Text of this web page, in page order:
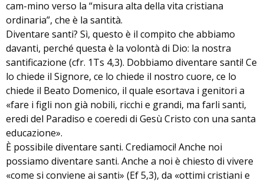
cam-mino verso la “misura alta della vita cristiana
ordinaria”, che è la santità.
Diventare santi? Sì, questo è il compito che abbiamo
davanti, perché questa è la volontà di Dio: la nostra
santificazione (cfr. 1Ts 4,3). Dobbiamo diventare santi! Ce
lo chiede il Signore, ce lo chiede il nostro cuore, ce lo
chiede il Beato Domenico, il quale esortava i genitori a
«fare i figli non già nobili, ricchi e grandi, ma farli santi,
eredi del Paradiso e coeredi di Gesù Cristo con una santa
educazione».
È possibile diventare santi. Crediamoci! Anche noi
possiamo diventare santi. Anche a noi è chiesto di vivere
«come si conviene ai santi» (Ef 5,3), da «ottimi cristiani e